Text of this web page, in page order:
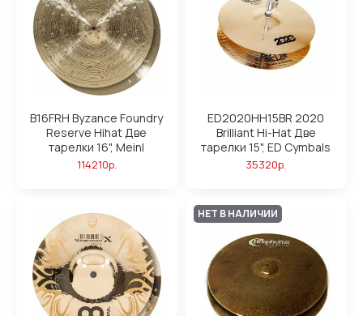
B16FRH Byzance Foundry
Reserve Hihat Две
тарелки 16", Meinl
114210р.
ED2020HH15BR 2020
Brilliant Hi-Hat Две
тарелки 15", ED Cymbals
35320р.
НЕТ В НАЛИЧИИ